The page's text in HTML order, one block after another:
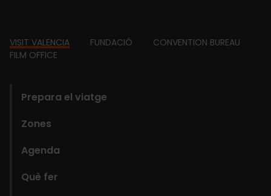
Footer
VISIT VALENCIA FUNDACIÓ
CONVENTION BUREAU
FILM OFFICE
Prepara el viatge
Zones
Agenda
Què fer